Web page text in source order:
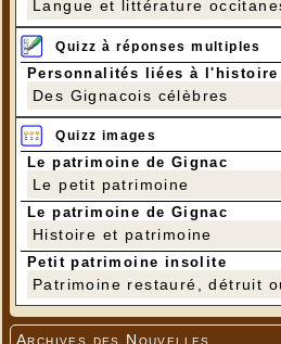
Langue et littérature
Quizz à réponses multiples
Personnalités liées à l'histoire
Des Gignacois célèbres
Quizz images
Le patrimoine de Gignac
Le petit patrimoine
Le patrimoine de Gignac
Histoire et patrimoine
Petit patrimoine insolite
Patrimoine restauré, détruit
Archives des Nouvelles